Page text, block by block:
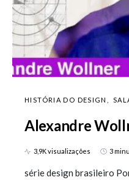
HISTÓRIA DO DESIGN
Alexandre
3,9K visualizações 3
série design brasileiro